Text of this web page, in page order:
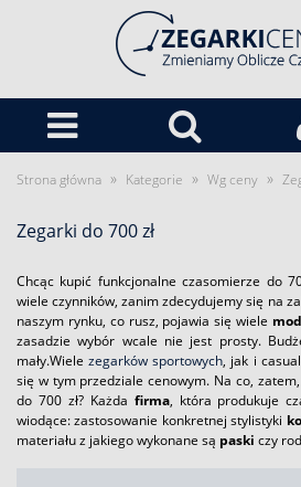
Strona główna » Kategorie » Wg ceny »
Zegarki do 700 zł
Chcąc kupić funkcjonalne czasomierze do
wiele czynników, zanim zdecydujemy się na
naszym rynku, co rusz, pojawia się wiele
zasadzie wybór wcale nie jest prosty.
mały.Wielezegarków sportowych, jak i
się w tym przedziale cenowym. Na co,
do 700 zł? Każda firma, która produkuje
wiodące: zastosowanie konkretnej stylistyki
materiału z jakiego wykonane są paski czy